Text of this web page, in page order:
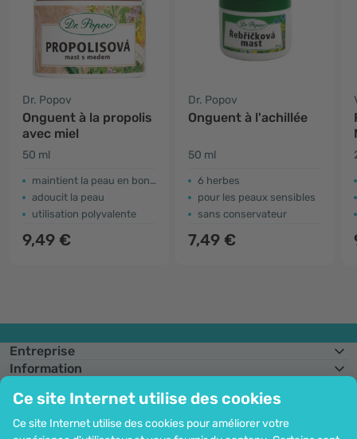
Ce site Internet utilise des cookies
Ce site Internet utilise des cookies pour améliorer votre
Dr. Popov
Onguent à la propolis
avec miel
50 ml
maintient la peau en bonne santé
adoucit la peau
utilisation polyvalente
9,49 €
Dr. Popov
Onguent à l'achillée
50 ml
6 herbes
pour les peaux sensibles
sans conservateur
7,49 €
Entreprise
Information
Assistance et commandes